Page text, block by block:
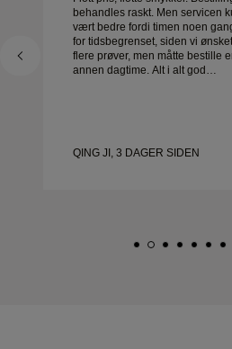
behandles raskt. Men servicen
vært bedre fordi timen noen
for tidsbegrenset, siden vi
flere prøver, men måtte bestille
annen dagtime. Alt i alt god
QING JI, 3 DAGER SIDEN